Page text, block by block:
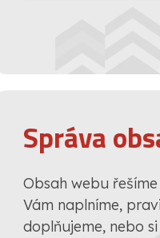
Správa
Obsah webu
Vám naplníme,
doplňujeme, nebo